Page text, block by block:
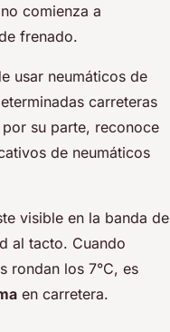
comienza a
frenado.
usar neumáticos de
carreteras
su parte, reconoce
de neumáticos
visible en la banda de
al tacto. Cuando
rondan los 7°C, es
en carretera.